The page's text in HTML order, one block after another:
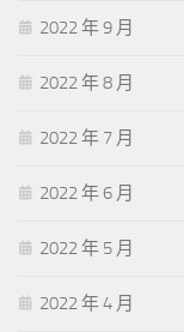
2022 年 9 月
2022 年 8 月
2022 年 7 月
2022 年 6 月
2022 年 5 月
2022 年 4 月